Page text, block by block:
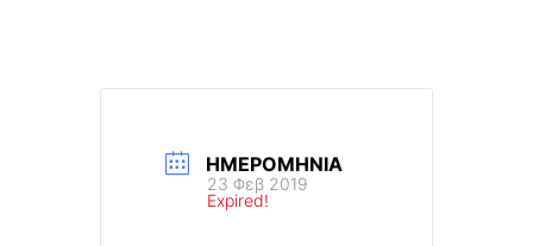
ΗΜΕΡΟΜΗΝΊΑ
23 Φεβ 2019
Expired!